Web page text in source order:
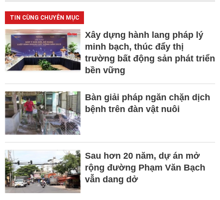
TIN CÙNG CHUYÊN MỤC
Xây dựng hành lang pháp lý
minh bạch, thúc đẩy thị
trường bất động sản phát triển
bền vững
Bàn giải pháp ngăn chặn dịch
bệnh trên đàn vật nuôi
Sau hơn 20 năm, dự án mở
rộng đường Phạm Văn Bạch
vẫn dang dở